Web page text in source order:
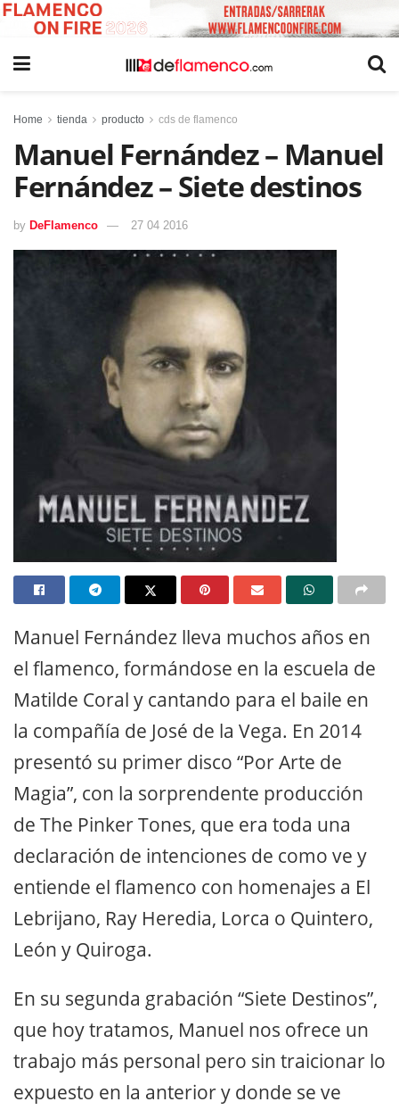
Home tienda producto cds de flamenco
Manuel Fernández – Manuel
Fernández – Siete destinos
by DeFlamenco 27 04 2016
Manuel Fernández lleva muchos años en
el flamenco, formándose en la escuela de
Matilde Coral y cantando para el baile en
la compañía de José de la Vega. En 2014
presentó su primer disco “Por Arte de
Magia”, con la sorprendente producción
de The Pinker Tones, que era toda una
declaración de intenciones de como ve y
entiende el flamenco con homenajes a El
Lebrijano, Ray Heredia, Lorca o Quintero,
León y Quiroga.
En su segunda grabación “Siete Destinos”,
que hoy tratamos, Manuel nos ofrece un
trabajo más personal pero sin traicionar lo
expuesto en la anterior y donde se ve